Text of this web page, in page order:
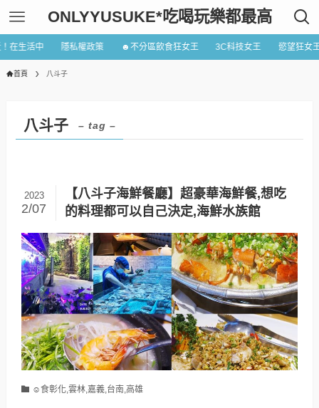
ONLYYUSUKE*吃喝玩樂都最高
在生活中 隱私權政策 ☻不分區飲食狂女王 3C科技女王 慾望狂女
首頁 八斗子
八斗子 – tag –
【八斗子海鮮餐廳】超豪華海鮮餐,想吃
的料理都可以自己決定,海鮮水族館
2023
2/07
☺食彰化,雲林,嘉義,台南,高雄